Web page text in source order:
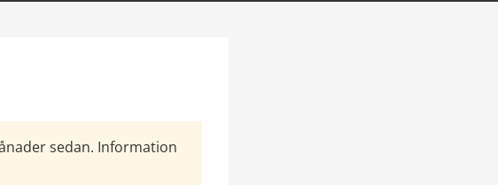
sedan. Information